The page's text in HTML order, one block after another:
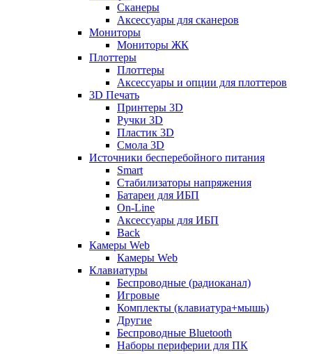
Сканеры
Аксессуары для сканеров
Мониторы
Мониторы ЖК
Плоттеры
Плоттеры
Аксессуары и опции для плоттеров
3D Печать
Принтеры 3D
Ручки 3D
Пластик 3D
Смола 3D
Источники бесперебойного питания
Smart
Стабилизаторы напряжения
Батареи для ИБП
On-Line
Аксессуары для ИБП
Back
Камеры Web
Камеры Web
Клавиатуры
Беспроводные (радиоканал)
Игровые
Комплекты (клавиатура+мышь)
Другие
Беспроводные Bluetooth
Наборы периферии для ПК